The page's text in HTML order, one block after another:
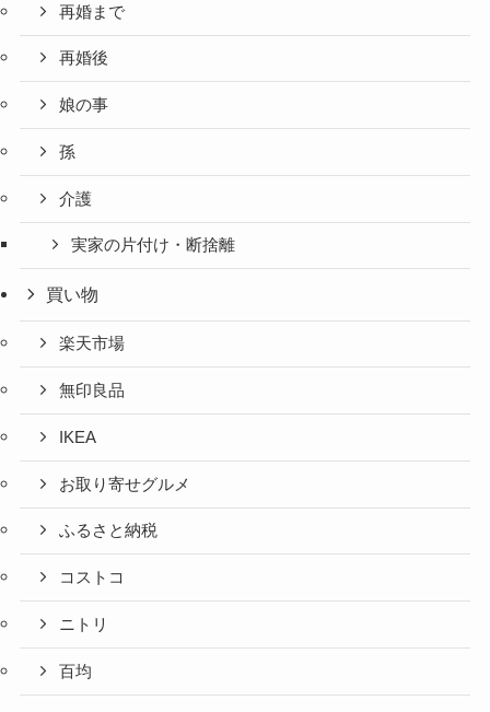
再婚まで
再婚後
娘の事
孫
介護
実家の片付け・断捨離
買い物
楽天市場
無印良品
IKEA
お取り寄せグルメ
ふるさと納税
コストコ
ニトリ
百均